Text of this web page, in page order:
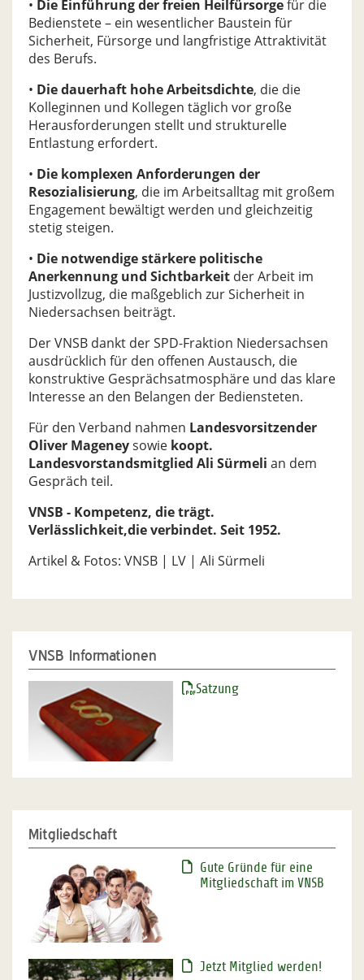
• Die Einführung der freien Heilfürsorgefür die
Bedienstete – ein wesentlicher Baustein für
Sicherheit, Fürsorge und langfristige Attraktivität
des Berufs.
• Die dauerhaft hohe Arbeitsdichte, die die
Kolleginnen und Kollegen täglich vor große
Herausforderungen stellt und strukturelle
Entlastung erfordert.
• Die komplexen Anforderungen der
Resozialisierung, die im Arbeitsalltag mit großem
Engagement bewältigt werden und gleichzeitig
stetig steigen.
• Die notwendige stärkere politische
Anerkennung und Sichtbarkeit der Arbeit im
Justizvollzug, die maßgeblich zur Sicherheit in
Niedersachsen beiträgt.
Der VNSB dankt der SPD-Fraktion Niedersachsen
ausdrücklich für den offenen Austausch, die
konstruktive Gesprächsatmosphäre und das klare
Interesse an den Belangen der Bediensteten.
Für den Verband nahmen Landesvorsitzender
Oliver Mageneysowie koopt.
Landesvorstandsmitglied Ali Sürmeli an dem
Gespräch teil.
VNSB - Kompetenz, die trägt.
Verlässlichkeit,die verbindet. Seit 1952.
Artikel & Fotos: VNSB | LV | Ali Sürmeli
VNSB Informationen
Satzung
Mitgliedschaft
Gute Gründe für eine
Mitgliedschaft im VNSB
Jetzt Mitglied werden!